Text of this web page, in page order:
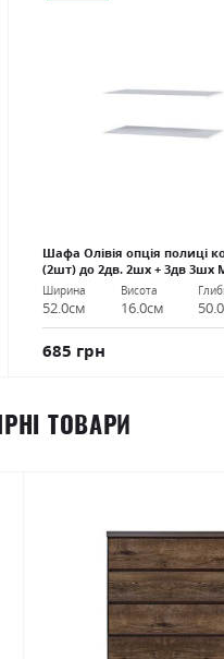
Шафа Олівія опція полиці
(2шт) до 2дв. 2шх + 3дв 3шх
Ширина
52.0см
Висота
16.0см
685 грн
ТОВАРИ